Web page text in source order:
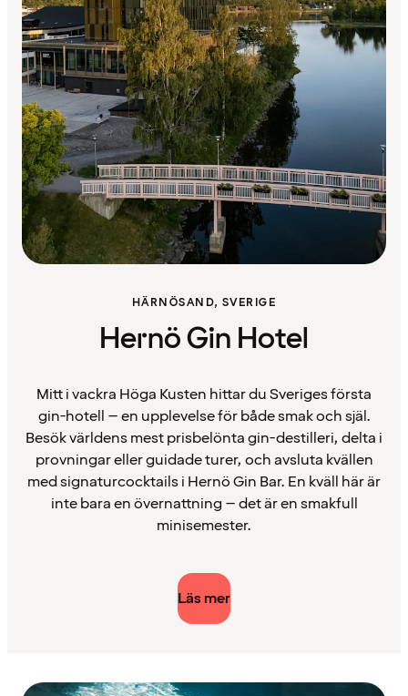
HÄRNÖSAND, SVERIGE
Hernö Gin Hotel
Mitt i vackra Höga Kusten hittar du Sveriges första
gin-hotell – en upplevelse för både smak och själ.
Besök världens mest prisbelönta gin-destilleri, delta i
provningar eller guidade turer, och avsluta kvällen
med signaturcocktails i Hernö Gin Bar. En kväll här är
inte bara en övernattning – det är en smakfull
minisemester.
Läs mer